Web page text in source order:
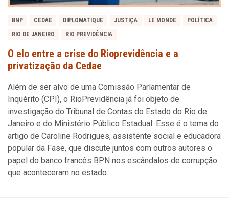
BNP CEDAE DIPLOMATIQUE JUSTIÇA LE MONDE
POLÍTICA
RIO DE JANEIRO
RIO PREVIDÊNCIA
O elo entre a crise do Rioprevidência e a
privatização da Cedae
Além de ser alvo de uma Comissão Parlamentar de
Inquérito (CPI), o RioPrevidência já foi objeto de
investigação do Tribunal de Contas do Estado do Rio de
Janeiro e do Ministério Público Estadual. Esse é o tema do
artigo de Caroline Rodrigues, assistente social e educadora
popular da Fase, que discute juntos com outros autores o
papel do banco francês BPN nos escândalos de corrupção
que aconteceram no estado.